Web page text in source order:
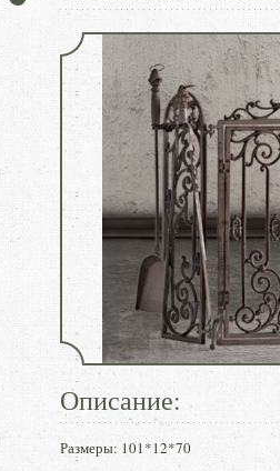
Описание:
Размеры: 101*12*70